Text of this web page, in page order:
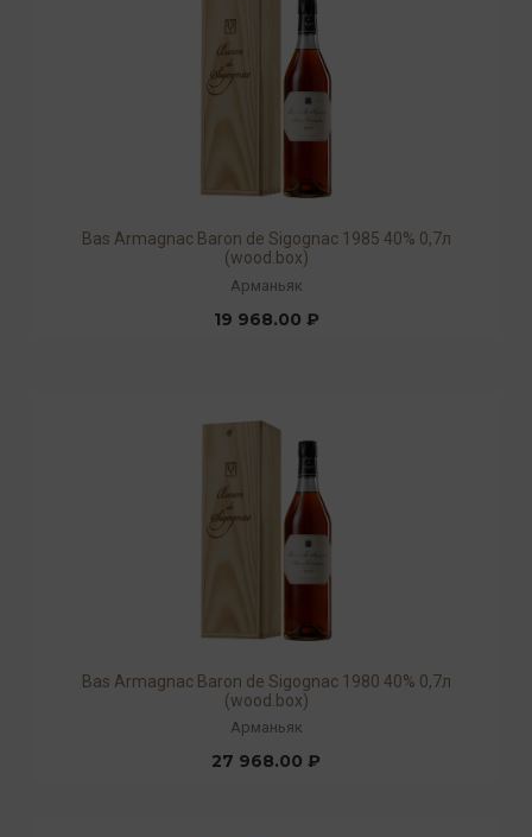
Bas Armagnac Baron de Sigognac 1985 40% 0,7л
(wood.box)
Арманьяк
19 968.00 ₽
Bas Armagnac Baron de Sigognac 1980 40% 0,7л
(wood.box)
Арманьяк
27 968.00 ₽